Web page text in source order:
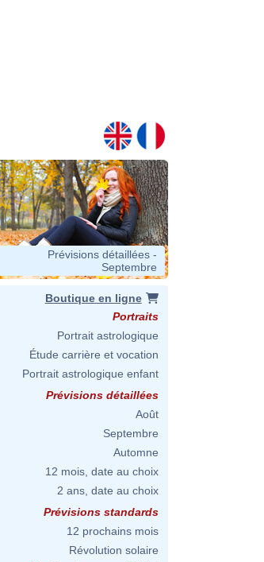
Prévisions détaillées -
Septembre
Boutique en ligne
Portraits
Portrait astrologique
Étude carrière et vocation
Portrait astrologique enfant
Prévisions détaillées
Août
Septembre
Automne
12 mois, date au choix
2 ans, date au choix
Prévisions standards
12 prochains mois
Révolution solaire